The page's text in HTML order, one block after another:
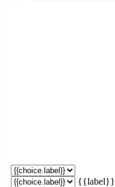
{{label}}